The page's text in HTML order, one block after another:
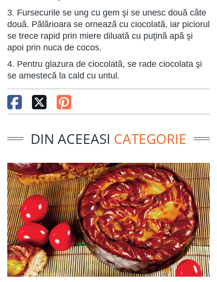
3. Fursecurile se ung cu gem şi se unesc două câte
două. Pălărioara se ornează cu ciocolată, iar piciorul
se trece rapid prin miere diluată cu puţină apă şi
apoi prin nuca de cocos.
4. Pentru glazura de ciocolată, se rade ciocolata şi
se amestecă la cald cu untul.
DIN ACEEASI CATEGORIE